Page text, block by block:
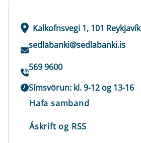
Kalkofnsvegi 1, 101 Reykjavík
sedlabanki@sedlabanki.is
569 9600
Símsvörun: kl. 9-12 og 13-16
Hafa samband
Áskrift og RSS